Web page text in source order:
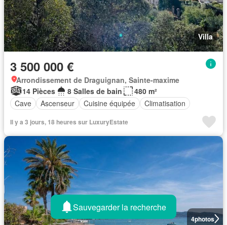
Villa
3 500 000 €
Arrondissement de Draguignan, Sainte-maxime
14 Pièces
8 Salles de bain
480 m²
Cave
Ascenseur Cuisine équipée Climatisation
Il y a 3 jours, 18 heures sur LuxuryEstate
4photos
Sauvegarder la recherche